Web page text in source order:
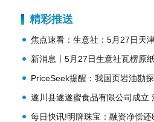
精彩推送
焦点速看：生意社：5月27日天
553#市场行情
新消息丨5月27日生意社瓦楞原
2846.00元/吨
PriceSeek提醒：我国页岩油勘
史性突破
遂川县遂遂蜜食品有限公司成立
万人民币
每日快讯!明牌珠宝：融资净偿还